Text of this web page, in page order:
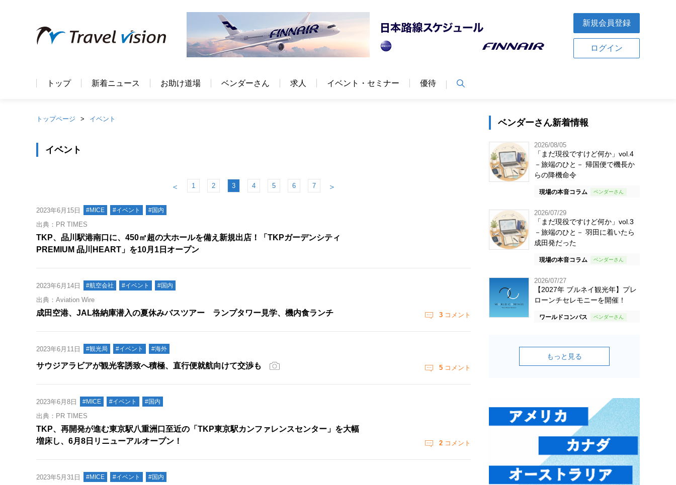
新規会員登録
ログイン
トップ 新着ニュース お助け道場 ベンダーさん 求人 イベント・セミナー 優待
トップページ イベント
イベント
＜ 1 2 3 4 5 6 7 ＞
2023年6月15日 #MICE #イベント #国内
出典：PR TIMES
TKP、品川駅港南口に、450㎡超の大ホールを備え新規出店！「TKPガーデンシティ
PREMIUM 品川HEART」を10月1日オープン
2023年6月14日 #航空会社 #イベント #国内
出典：Aviation Wire
成田空港、JAL格納庫潜入の夏休みバスツアー ランプタワー見学、機内食ランチ 3 コメント
2023年6月11日 #観光局 #イベント #海外
サウジアラビアが観光客誘致へ積極、直行便就航向けて交渉も 5 コメント
2023年6月8日 #MICE #イベント #国内
出典：PR TIMES
TKP、再開発が進む東京駅八重洲口至近の「TKP東京駅カンファレンスセンター」を大幅
増床し、6月8日リニューアルオープン！
2 コメント
2023年5月31日 #MICE #イベント #国内
ベンダーさん新着情報
2026/08/05
「まだ現役ですけど何か」vol.4
－旅端のひと－ 帰国便で機長か
らの降機命令
現場の本音コラム
2026/07/29
「まだ現役ですけど何か」vol.3
－旅端のひと－ 羽田に着いたら
成田発だった
現場の本音コラム
2026/07/27
【2027年 ブルネイ観光年】プレ
ローンチセレモニーを開催！
ワールドコンパス
もっと見る